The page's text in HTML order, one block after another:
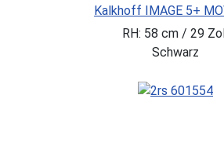
Kalkhoff IMAGE 5+
RH: 58 cm / 29
Schwarz